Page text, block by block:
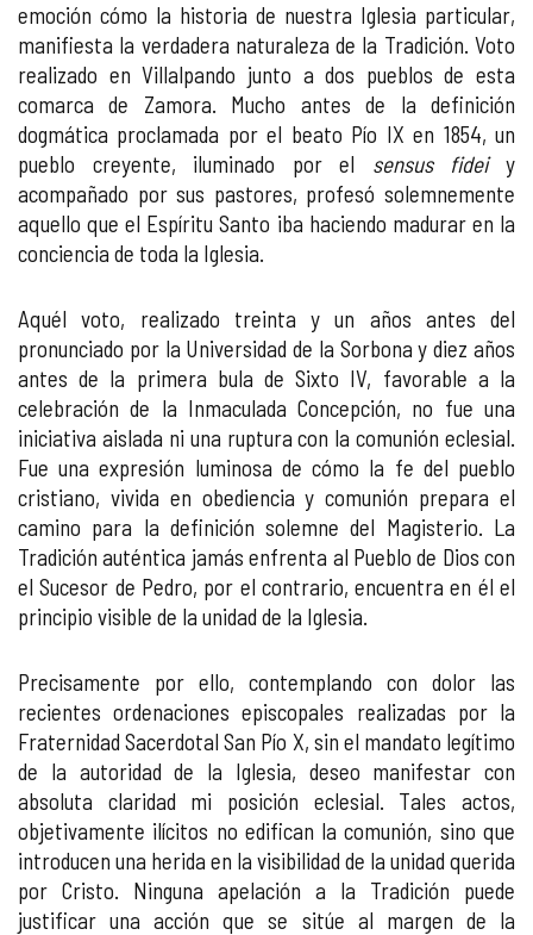
emoción cómo la historia de nuestra Iglesia particular,
manifiesta la verdadera naturaleza de la Tradición. Voto
realizado en Villalpando junto a dos pueblos de esta
comarca de Zamora. Mucho antes de la definición
dogmática proclamada por el beato Pío IX en 1854, un
pueblo creyente, iluminado por el sensus fideiy
acompañado por sus pastores, profesó solemnemente
aquello que el Espíritu Santo iba haciendo madurar en la
conciencia de toda la Iglesia.
Aquél voto, realizado treinta y un años antes del
pronunciado por la Universidad de la Sorbona y diez años
antes de la primera bula de Sixto IV, favorable a la
celebración de la Inmaculada Concepción, no fue una
iniciativa aislada ni una ruptura con la comunión eclesial.
Fue una expresión luminosa de cómo la fe del pueblo
cristiano, vivida en obediencia y comunión prepara el
camino para la definición solemne del Magisterio. La
Tradición auténtica jamás enfrenta al Pueblo de Dios con
el Sucesor de Pedro, por el contrario, encuentra en él el
principio visible de la unidad de la Iglesia.
Precisamente por ello, contemplando con dolor las
recientes ordenaciones episcopales realizadas por la
Fraternidad Sacerdotal San Pío X, sin el mandato legítimo
de la autoridad de la Iglesia, deseo manifestar con
absoluta claridad mi posición eclesial. Tales actos,
objetivamente ilícitos no edifican la comunión, sino que
introducen una herida en la visibilidad de la unidad querida
por Cristo. Ninguna apelación a la Tradición puede
justificar una acción que se sitúe al margen de la